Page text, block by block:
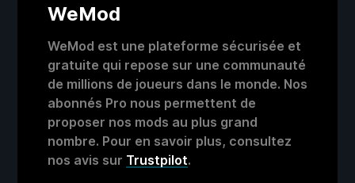
WeMod
WeMod est une plateforme sécurisée et
gratuite qui repose sur une communauté
de millions de joueurs dans le monde. Nos
abonnés Pro nous permettent de
proposer nos mods au plus grand
nombre. Pour en savoir plus, consultez
nos avis sur Trustpilot.